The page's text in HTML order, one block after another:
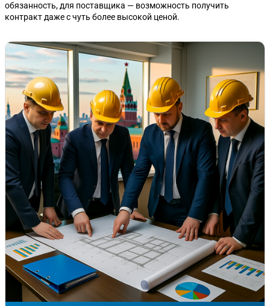
обязанность, для поставщика — возможность получить
контракт даже с чуть более высокой ценой.